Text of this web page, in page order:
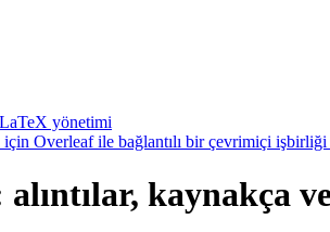
yönetimi
Overleaf ile bağlantılı bir çevrimiçi işbirliği
kaynakça